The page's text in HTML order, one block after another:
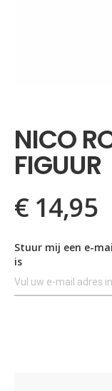
begin
van
de
afbeeldingen-
NICO
FIGUUR
€ 14,95
Stuur mij een e-
is